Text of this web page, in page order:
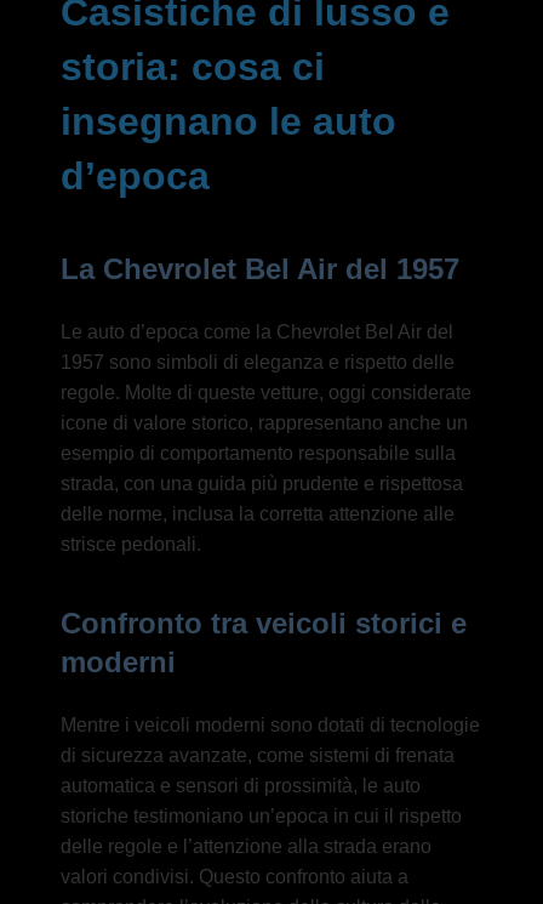
Casistiche di lusso e
storia: cosa ci
insegnano le auto
d’epoca
La Chevrolet Bel Air del 1957
Le auto d’epoca come la Chevrolet Bel Air del
1957 sono simboli di eleganza e rispetto delle
regole. Molte di queste vetture, oggi considerate
icone di valore storico, rappresentano anche un
esempio di comportamento responsabile sulla
strada, con una guida più prudente e rispettosa
delle norme, inclusa la corretta attenzione alle
strisce pedonali.
Confronto tra veicoli storici e
moderni
Mentre i veicoli moderni sono dotati di tecnologie
di sicurezza avanzate, come sistemi di frenata
automatica e sensori di prossimità, le auto
storiche testimoniano un’epoca in cui il rispetto
delle regole e l’attenzione alla strada erano
valori condivisi. Questo confronto aiuta a